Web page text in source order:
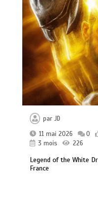
parJD
11 mai 2026
0
3 mois
226
Legend of the White
France